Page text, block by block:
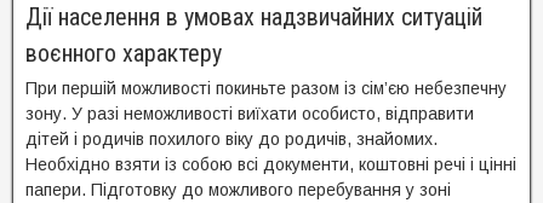
Дії населення в умовах надзвичайних ситуацій
воєнного характеру
При першій можливості покиньте разом із сім’єю небезпечну
зону. У разі неможливості виїхати особисто, відправити
дітей і родичів похилого віку до родичів, знайомих.
Необхідно взяти із собою всі документи, коштовні речі і цінні
папери. Підготовку до можливого перебування у зоні